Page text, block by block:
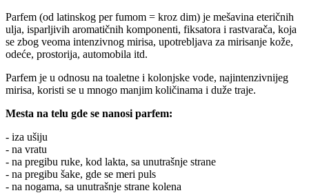
Parfem (od latinskog per fumom = kroz dim) je mešavina eteričnih
ulja, isparljivih aromatičnih komponenti, fiksatora i rastvarača, koja
se zbog veoma intenzivnog mirisa, upotrebljava za mirisanje kože,
odeće, prostorija, automobila itd.
Parfem je u odnosu na toaletne i kolonjske vode, najintenzivnijeg
mirisa, koristi se u mnogo manjim količinama i duže traje.
Mesta na telu gde se nanosi parfem:
- iza ušiju
- na vratu
- na pregibu ruke, kod lakta, sa unutrašnje strane
- na pregibu šake, gde se meri puls
- na nogama, sa unutrašnje strane kolena